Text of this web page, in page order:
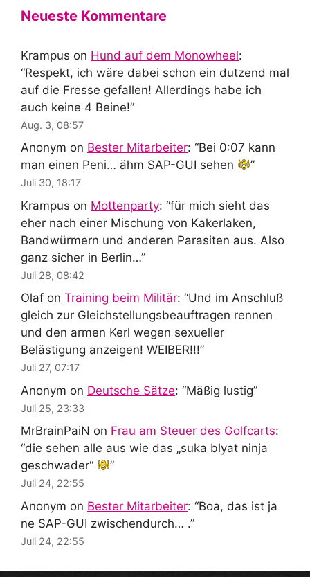
Neueste Kommentare
Krampus on Hund auf dem Monowheel:
“Respekt, ich wäre dabei schon ein dutzend mal
auf die Fresse gefallen! Allerdings habe ich
auch keine 4 Beine!”
Aug. 3, 08:57
Anonym on Bester Mitarbeiter: “Bei 0:07 kann
man einen Peni… ähm SAP-GUI sehen
”
Juli 30, 18:17
Krampus on Mottenparty: “für mich sieht das
eher nach einer Mischung von Kakerlaken,
Bandwürmern und anderen Parasiten aus. Also
ganz sicher in Berlin…”
Juli 28, 08:42
Olaf on Training beim Militär: “Und im Anschluß
gleich zur Gleichstellungsbeauftragen rennen
und den armen Kerl wegen sexueller
Belästigung anzeigen! WEIBER!!!”
Juli 27, 07:17
Anonym on Deutsche Sätze: “Mäßig lustig”
Juli 25, 23:33
MrBrainPaiN on Frau am Steuer des Golfcarts:
“die sehen alle aus wie das „suka blyat ninja
geschwader“
”
Juli 24, 22:55
Anonym on Bester Mitarbeiter: “Boa, das ist ja
ne SAP-GUI zwischendurch… .”
Juli 24, 22:55